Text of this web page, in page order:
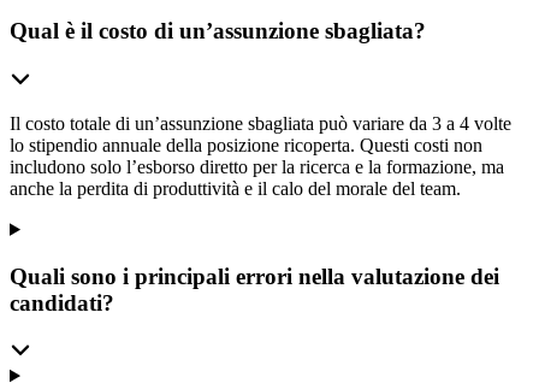
Qual è il costo di un’assunzione sbagliata?
Il costo totale di un’assunzione sbagliata può variare da 3 a 4 volte
lo stipendio annuale della posizione ricoperta. Questi costi non
includono solo l’esborso diretto per la ricerca e la formazione, ma
anche la perdita di produttività e il calo del morale del team.
Quali sono i principali errori nella valutazione dei
candidati?